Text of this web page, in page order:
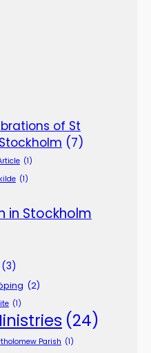
of St
(7)
(1)
(1)
in Stockholm
(3)
(2)
(1)
(24)
Parish (1)